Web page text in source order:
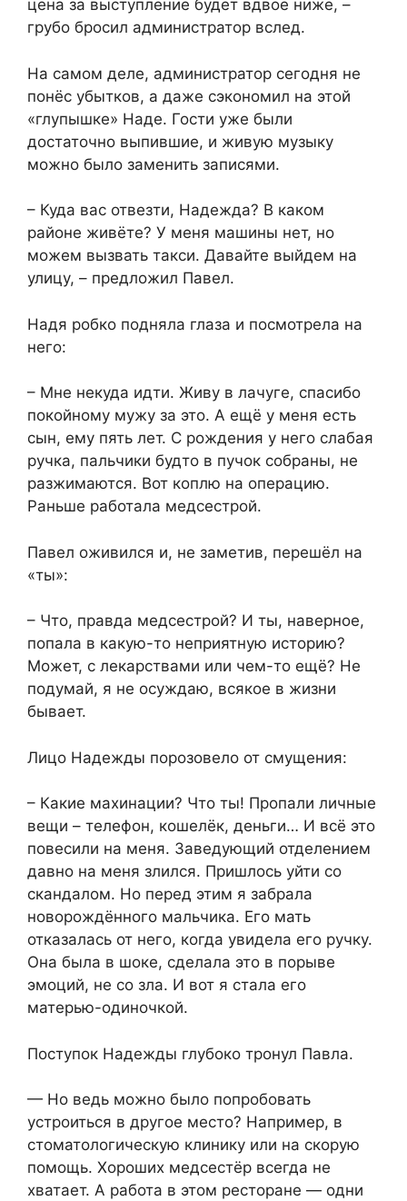
цена за выступление будет вдвое ниже, –
грубо бросил администратор вслед.
На самом деле, администратор сегодня не
понёс убытков, а даже сэкономил на этой
«глупышке» Наде. Гости уже были
достаточно выпившие, и живую музыку
можно было заменить записями.
– Куда вас отвезти, Надежда? В каком
районе живёте? У меня машины нет, но
можем вызвать такси. Давайте выйдем на
улицу, – предложил Павел.
Надя робко подняла глаза и посмотрела на
него:
– Мне некуда идти. Живу в лачуге, спасибо
покойному мужу за это. А ещё у меня есть
сын, ему пять лет. С рождения у него слабая
ручка, пальчики будто в пучок собраны, не
разжимаются. Вот коплю на операцию.
Раньше работала медсестрой.
Павел оживился и, не заметив, перешёл на
«ты»:
– Что, правда медсестрой? И ты, наверное,
попала в какую-то неприятную историю?
Может, с лекарствами или чем-то ещё? Не
подумай, я не осуждаю, всякое в жизни
бывает.
Лицо Надежды порозовело от смущения:
– Какие махинации? Что ты! Пропали личные
вещи – телефон, кошелёк, деньги… И всё это
повесили на меня. Заведующий отделением
давно на меня злился. Пришлось уйти со
скандалом. Но перед этим я забрала
новорождённого мальчика. Его мать
отказалась от него, когда увидела его ручку.
Она была в шоке, сделала это в порыве
эмоций, не со зла. И вот я стала его
матерью-одиночкой.
Поступок Надежды глубоко тронул Павла.
— Но ведь можно было попробовать
устроиться в другое место? Например, в
стоматологическую клинику или на скорую
помощь. Хороших медсестёр всегда не
хватает. А работа в этом ресторане — одни